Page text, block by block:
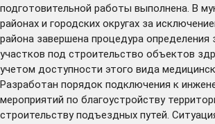
подготовительной работы выполнена. В
районах и городских округах за
района завершена процедура определения
участков под строительство объектов
учетом доступности этого вида
Разработан порядок подключения к
мероприятий по благоустройству
строительству подъездных путей.